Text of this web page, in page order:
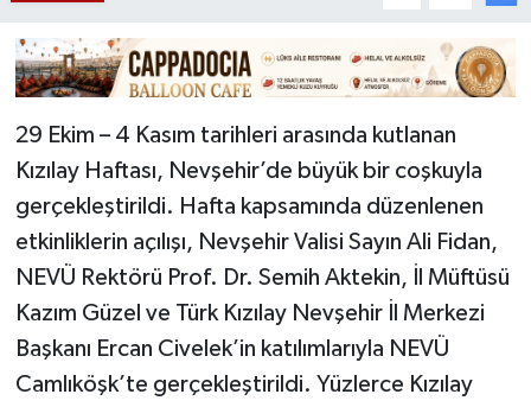
29 Ekim – 4 Kasım tarihleri arasında kutlanan
Kızılay Haftası, Nevşehir’de büyük bir coşkuyla
gerçekleştirildi. Hafta kapsamında düzenlenen
etkinliklerin açılışı, Nevşehir Valisi Sayın Ali Fidan,
NEVÜ Rektörü Prof. Dr. Semih Aktekin, İl Müftüsü
Kazım Güzel ve Türk Kızılay Nevşehir İl Merkezi
Başkanı Ercan Civelek’in katılımlarıyla NEVÜ
Camlıköşk’te gerçekleştirildi. Yüzlerce Kızılay